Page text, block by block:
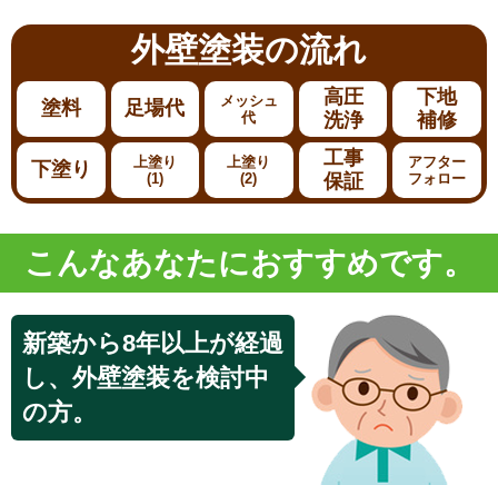
外壁塗装の流れ
塗料 足場代
メッシュ
代
高圧
洗浄
下地
補修
下塗り
上塗り
(1)
上塗り
(2)
工事
保証
アフター
フォロー
こんなあなたにおすすめです。
新築から8年以上が経過
し、外壁塗装を検討中
の方。